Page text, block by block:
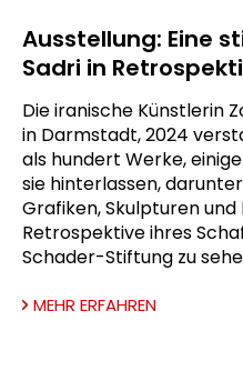
Ausstellung: Eine
Sadri in
Die iranische Künstlerin
in Darmstadt, 2024
als hundert Werke,
sie hinterlassen,
Grafiken, Skulpturen
Retrospektive ihres
Schader-Stiftung zu
MEHR ERFAHREN